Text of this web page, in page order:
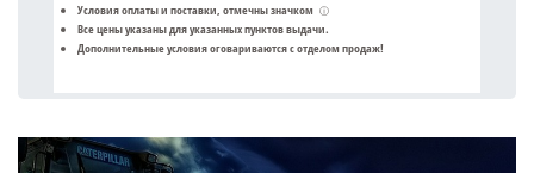
Условия оплаты и поставки, отмечны значком ⓘ
Все цены указаны дляуказанных пунктов выдачи.
Дополнительные условия оговариваются с отделом продаж!